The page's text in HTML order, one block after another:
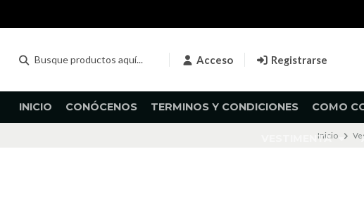
Acceso Registrarse
INICIO CONÓCENOS TERMINOS Y CONDICIONES COMO
VESTIMENTA
Inicio